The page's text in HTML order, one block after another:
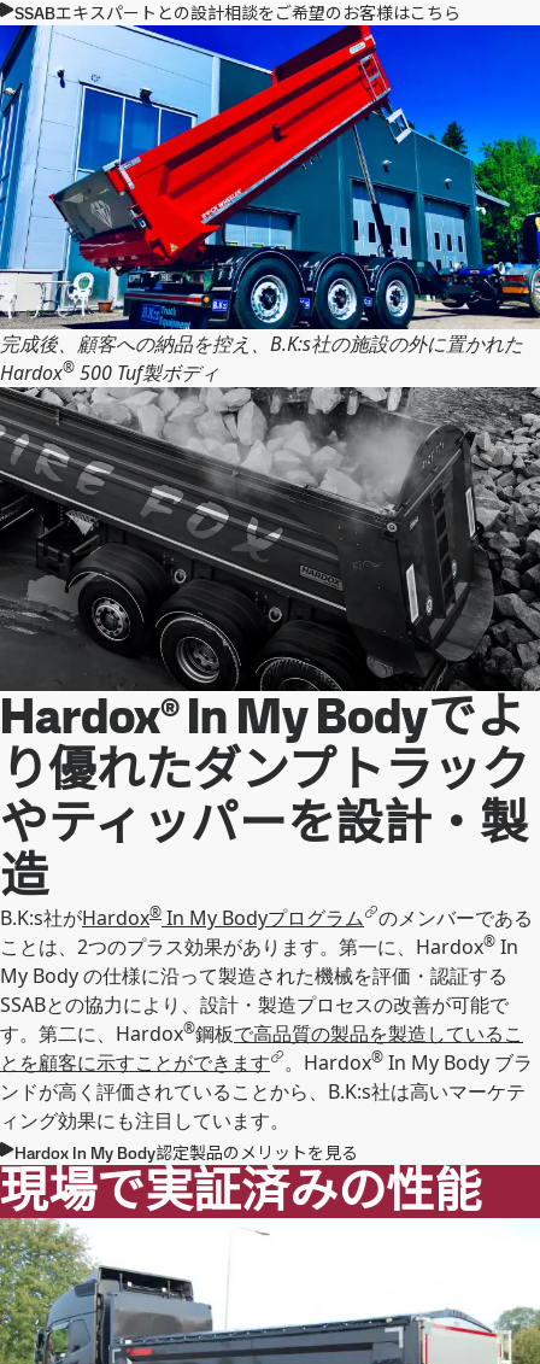
SSABエキスパートとの設計相談をご希望のお客様はこちら
完成後、顧客への納品を控え、B.K:s社の施設の外に置かれた
Hardox® 500 Tuf製ボディ
Hardox® In My Bodyでよ
り優れたダンプトラック
やティッパーを設計・製
造
B.K:s社がHardox® In My Bodyプログラム のメンバーである
ことは、2つのプラス効果があります。第一に、Hardox® In
My Body の仕様に沿って製造された機械を評価・認証する
SSABとの協力により、設計・製造プロセスの改善が可能で
す。第二に、Hardox®鋼板で高品質の製品を製造しているこ
とを顧客に示すことができます
。Hardox® In My Body ブラ
ンドが高く評価されていることから、B.K:s社は高いマーケテ
ィング効果にも注目しています。
Hardox In My Body認定製品のメリットを見る
現場で実証済みの性能